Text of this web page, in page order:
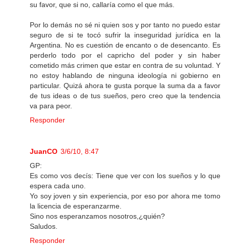
su favor, que si no, callaría como el que más.
Por lo demás no sé ni quien sos y por tanto no puedo estar
seguro de si te tocó sufrir la inseguridad jurídica en la
Argentina. No es cuestión de encanto o de desencanto. Es
perderlo todo por el capricho del poder y sin haber
cometido más crimen que estar en contra de su voluntad. Y
no estoy hablando de ninguna ideología ni gobierno en
particular. Quizá ahora te gusta porque la suma da a favor
de tus ideas o de tus sueños, pero creo que la tendencia
va para peor.
Responder
JuanCO 3/6/10, 8:47
GP:
Es como vos decís: Tiene que ver con los sueños y lo que
espera cada uno.
Yo soy joven y sin experiencia, por eso por ahora me tomo
la licencia de esperanzarme.
Sino nos esperanzamos nosotros,¿quién?
Saludos.
Responder